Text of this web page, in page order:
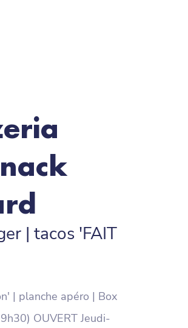
| tacos 'FAIT
| planche apéro | Box
OUVERT Jeudi-